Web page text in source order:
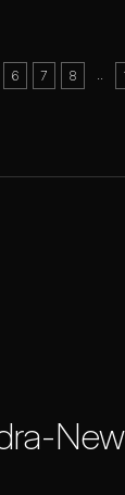
6 7 8